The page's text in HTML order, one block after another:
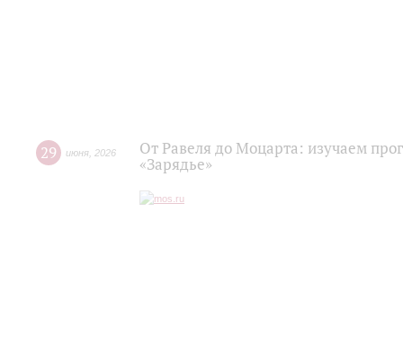
29 июня 2026
От Равеля до Моцарта: изучаем
«Зарядье»